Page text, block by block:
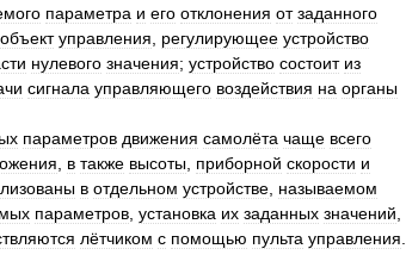
параметра и его отклонения от заданного
объект управления регулирующее устройство
нулевого значения; устройство состоит из
сигнала управляющего воздействия на органы
параметров движения самолёта чаще всего
в также высоты приборной скорости и
в отдельном устройстве называемом
параметров установка их заданных значений
лётчиком с помощью пульта управления